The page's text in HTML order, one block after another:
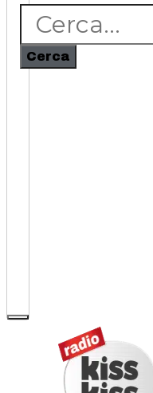
Cerca